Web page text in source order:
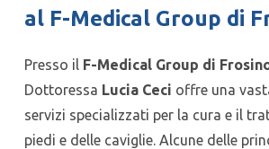
al F-Medical Group di
Presso il F-Medical Group di
Dottoressa Lucia Ceci offre una
servizi specializzati per la cura e il
piedi e delle caviglie. Alcune delle